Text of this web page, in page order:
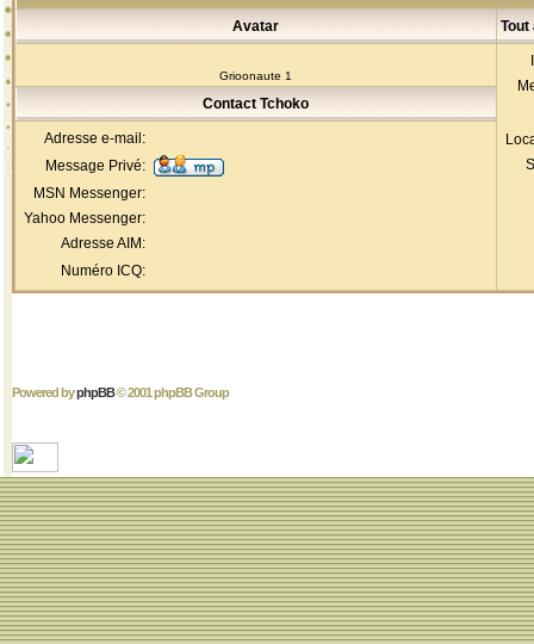
Avatar Tout
Grioonaute 1
Contact Tchoko
Adresse e-mail:
Message Privé:
MSN Messenger:
Yahoo Messenger:
Adresse AIM:
Numéro ICQ:
Powered byphpBB© 2001 phpBB Group